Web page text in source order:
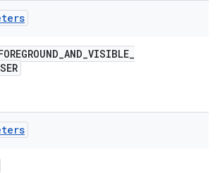
_AND_VISIBLE_